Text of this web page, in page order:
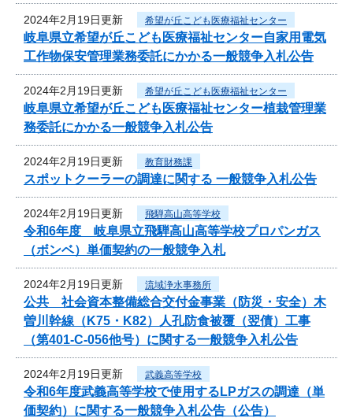
2024年2月19日更新 希望が丘こども医療福祉センター
岐阜県立希望が丘こども医療福祉センター自家用電気
工作物保安管理業務委託にかかる一般競争入札公告
2024年2月19日更新 希望が丘こども医療福祉センター
岐阜県立希望が丘こども医療福祉センター植栽管理業
務委託にかかる一般競争入札公告
2024年2月19日更新 教育財務課
スポットクーラーの調達に関する 一般競争入札公告
2024年2月19日更新 飛騨高山高等学校
令和6年度 岐阜県立飛騨高山高等学校プロパンガス
（ボンベ）単価契約の一般競争入札
2024年2月19日更新 流域浄水事務所
公共 社会資本整備総合交付金事業（防災・安全）木
曽川幹線（K75・K82）人孔防食被覆（翌債）工事
（第401-C-056他号）に関する一般競争入札公告
2024年2月19日更新 武義高等学校
令和6年度武義高等学校で使用するLPガスの調達（単
価契約）に関する一般競争入札公告（公告）